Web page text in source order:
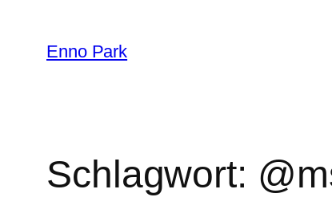
Inhalt
springen
Enno Park
Schlagwort: